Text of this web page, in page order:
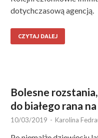
dotychczasową agencją.
CZYTAJ DALEJ
Bolesne
do białego rana
10/03/2019 - Karolina